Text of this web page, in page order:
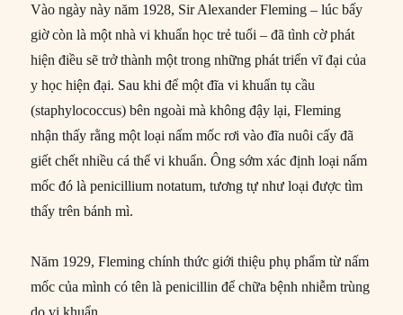
Vào ngày này năm 1928, Sir Alexander Fleming – lúc bấy
giờ còn là một nhà vi khuẩn học trẻ tuổi – đã tình cờ phát
hiện điều sẽ trở thành một trong những phát triển vĩ đại của
y học hiện đại. Sau khi để một đĩa vi khuẩn tụ cầu
(staphylococcus) bên ngoài mà không đậy lại, Fleming
nhận thấy rằng một loại nấm mốc rơi vào đĩa nuôi cấy đã
giết chết nhiều cá thể vi khuẩn. Ông sớm xác định loại nấm
mốc đó là penicillium notatum, tương tự như loại được tìm
thấy trên bánh mì.
Năm 1929, Fleming chính thức giới thiệu phụ phẩm từ nấm
mốc của mình có tên là penicillin để chữa bệnh nhiễm trùng